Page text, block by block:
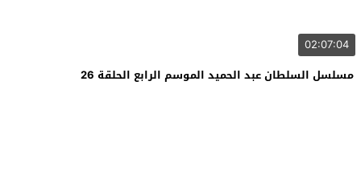
02:07:04
مسلسل السلطان عبد الحميد الموسم الرابع الحلقة 26